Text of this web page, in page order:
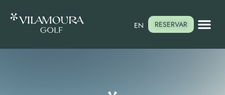
RESERVAR
EN